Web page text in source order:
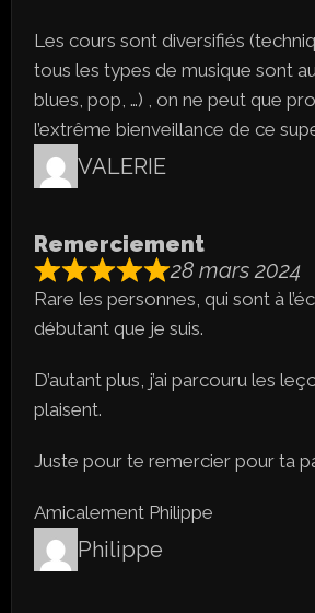
Les cours sont diversifiés
tous les types de musique sont
blues, pop, …) , on ne peut que
l’extrême bienveillance de ce
VALERIE
Remerciement
28 mars 2024
Rare les personnes, qui sont à
débutant que je suis.
D’autant plus, j’ai parcouru les
plaisent.
Juste pour te remercier pour ta
Amicalement Philippe
Philippe